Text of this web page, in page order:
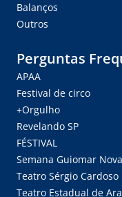
Balanços
Outros
Perguntas
APAA
Festival de circo
+Orgulho
Revelando SP
FÉSTIVAL
Semana Guiomar
Teatro Sérgio Cardoso
Teatro Estadual de